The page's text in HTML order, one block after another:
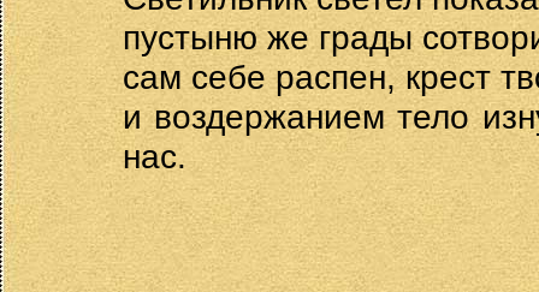
пустыню же грады
сам себе распен, крест
и воздержанием тело
нас.